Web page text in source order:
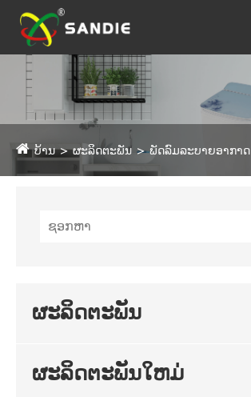
ບ້ານ ຜະລິດຕະພັນ ພັດລົມລະບາຍອາກາດ
ຜະລິດຕະພັນ
ຜະລິດຕະພັນໃຫມ່